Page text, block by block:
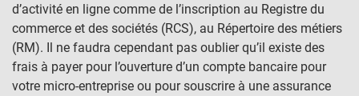
d’activité en ligne comme de l’inscription au Registre du
commerce et des sociétés (RCS), au Répertoire des métiers
(RM). Il ne faudra cependant pas oublier qu’il existe des
frais à payer pour l’ouverture d’un compte bancaire pour
votre micro-entreprise ou pour souscrire à une assurance